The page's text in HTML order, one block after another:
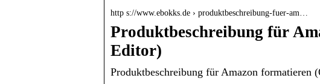
http s://www.ebokks.de › produktbeschreibung-fuer-am…
Produktbeschreibung für
Editor)
Produktbeschreibung für Amazon formatieren